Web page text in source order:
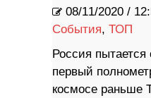
08/11/2020 /
События, ТОП
Россия
первый
космосе раньше